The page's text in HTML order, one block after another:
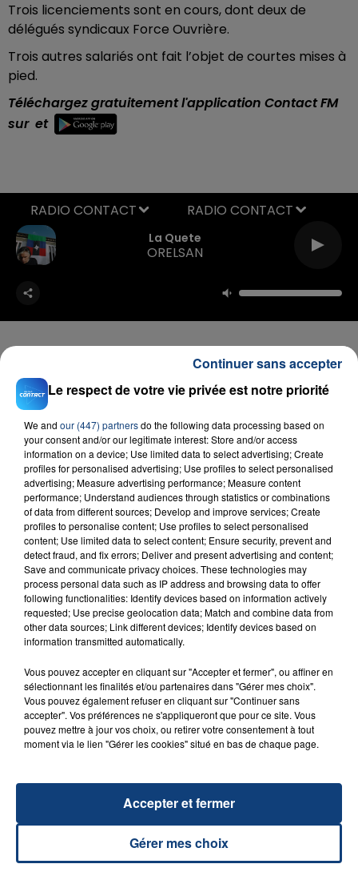
Trois licenciements sont en cours, dont deux de
délégués syndicaux Force Ouvrière.
Trois autres salariés ont fait l’objet de courtes mises à
pied.
Téléchargez gratuitement l'application Contact FM
sur et
La Quete
ORELSAN
RADIO CONTACT
FIL D'ACTU
23 juillet 2026
INCENDIE MORTEL À LENS : UNE FEMME ET
SON BÉBÉ ENTRE LA VIE ET LA...
Un homme s'est immolé par le feu après avoir
aspergé sa compagne et leur bébé de trois mois
d'un liquide inflammable.
La famille a porté plainte contre la clinique qui a
reconnu sa responsabilité et présenté ses
TITRES DIFFUSÉS
Le respect de votre vie privée est notre priorité
We and our (447) partnersdo the following data processing based on
your consent and/or our legitimate interest: Store and/or access
information on a device; Use limited data to select advertising; Create
profiles for personalised advertising; Use profiles to select personalised
advertising; Measure advertising performance; Measure content
performance; Understand audiences through statistics or combinations
of data from different sources; Develop and improve services; Create
profiles to personalise content; Use profiles to select personalised
content; Use limited data to select content; Ensure security, prevent and
detect fraud, and fix errors; Deliver and present advertising and content;
Save and communicate privacy choices. These technologies may
process personal data such as IP address and browsing data to offer
following functionalities: Identify devices based on information actively
requested; Use precise geolocation data; Match and combine data from
other data sources; Link different devices; Identify devices based on
information transmitted automatically.
Vous pouvez accepter en cliquant sur "Accepter et fermer", ou affiner en
sélectionnant les finalités et/ou partenaires dans "Gérer mes choix".
Vous pouvez également refuser en cliquant sur "Continuer sans
accepter". Vos préférences ne s'appliqueront que pour ce site. Vous
pouvez mettre à jour vos choix, ou retirer votre consentement à tout
moment via le lien "Gérer les cookies" situé en bas de chaque page.
Gérer mes choix
Accepter et fermer
Continuer sans accepter